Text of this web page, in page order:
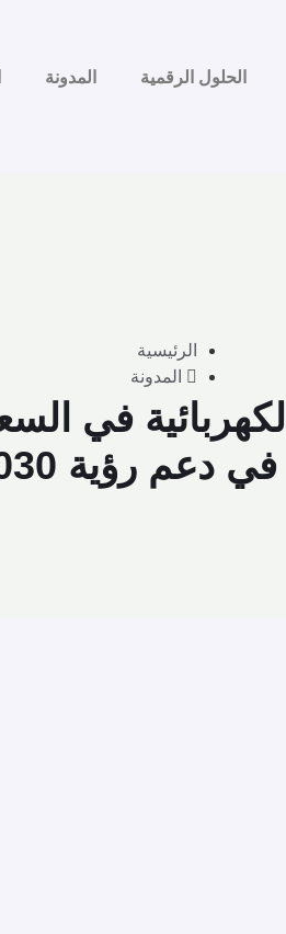
الحلول الرقمية المدونة
الرئيسية
المدونة
في
دعم رؤية 2030